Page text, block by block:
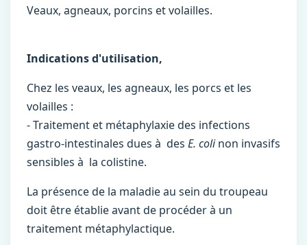
Veaux, agneaux, porcins et volailles.
Indications d'utilisation,
Chez les veaux, les agneaux, les porcs et les
volailles :
- Traitement et métaphylaxie des infections
gastro-intestinales dues à des E. colinon invasifs
sensibles à la colistine.
La présence de la maladie au sein du troupeau
doit être établie avant de procéder à un
traitement métaphylactique.